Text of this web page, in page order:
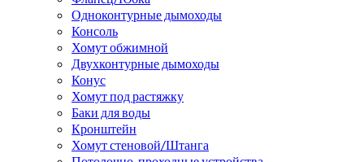
Одноконтурные дымоходы
Консоль
Хомут обжимной
Двухконтурные дымоходы
Конус
Хомут под растяжку
Баки для воды
Кронштейн
Хомут стеновой/Штанга